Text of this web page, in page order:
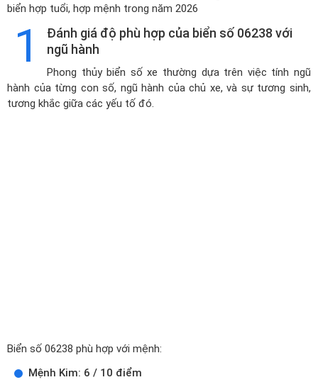
biển hợp tuổi, hợp mệnh trong năm 2026
1
Đánh giá độ phù hợp của biển số 06238 với
ngũ hành
Phong thủy biển số xe thường dựa trên việc tính ngũ
hành của từng con số, ngũ hành của chủ xe, và sự tương sinh,
tương khắc giữa các yếu tố đó.
Biển số 06238 phù hợp với mệnh:
Mệnh Kim: 6 / 10 điểm